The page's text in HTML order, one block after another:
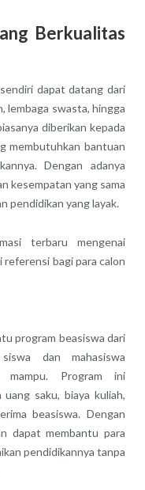
Berkualitas
dapat datang dari
lembaga swasta, hingga
diberikan kepada
membutuhkan bantuan
Dengan adanya
kesempatan yang sama
pendidikan yang layak.
terbaru mengenai
referensi bagi para calon
program beasiswa dari
dan mahasiswa
mampu. Program ini
saku, biaya kuliah,
beasiswa. Dengan
dapat membantu para
pendidikannya tanpa